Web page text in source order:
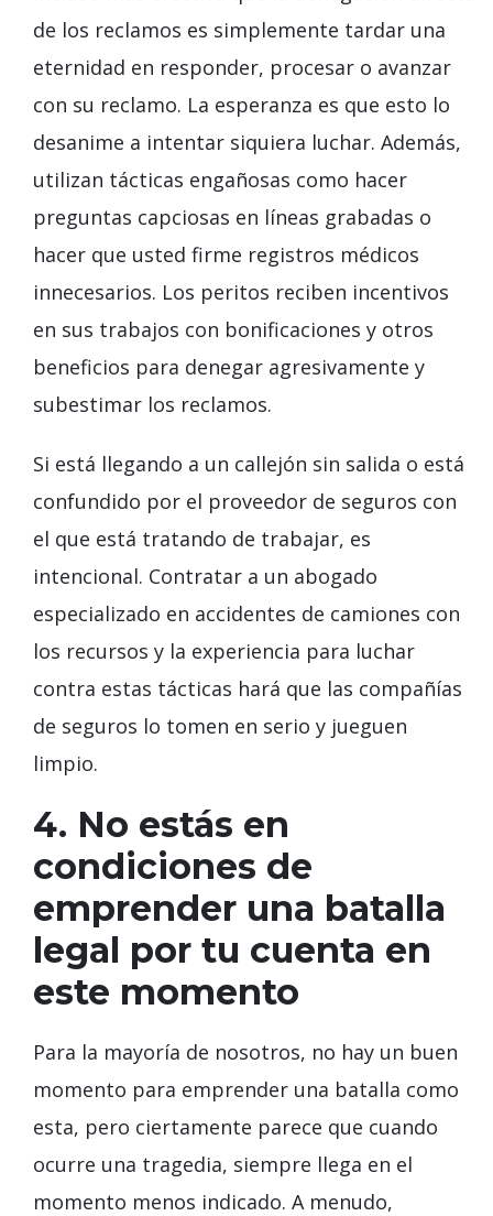
de los reclamos es simplemente tardar una
eternidad en responder, procesar o avanzar
con su reclamo. La esperanza es que esto lo
desanime a intentar siquiera luchar. Además,
utilizan tácticas engañosas como hacer
preguntas capciosas en líneas grabadas o
hacer que usted firme registros médicos
innecesarios. Los peritos reciben incentivos
en sus trabajos con bonificaciones y otros
beneficios para denegar agresivamente y
subestimar los reclamos.
Si está llegando a un callejón sin salida o está
confundido por el proveedor de seguros con
el que está tratando de trabajar, es
intencional. Contratar a un abogado
especializado en accidentes de camiones con
los recursos y la experiencia para luchar
contra estas tácticas hará que las compañías
de seguros lo tomen en serio y jueguen
limpio.
4. No estás en
condiciones de
emprender una batalla
legal por tu cuenta en
este momento
Para la mayoría de nosotros, no hay un buen
momento para emprender una batalla como
esta, pero ciertamente parece que cuando
ocurre una tragedia, siempre llega en el
momento menos indicado. A menudo,